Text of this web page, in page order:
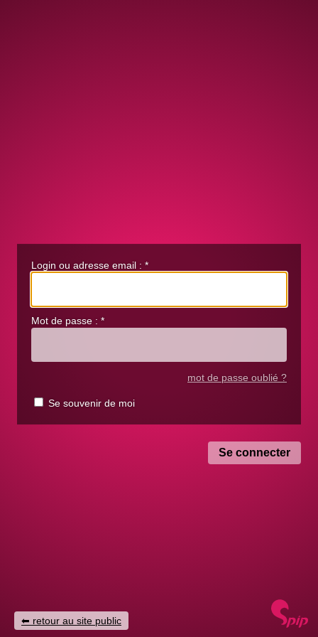
Login ou adresse email : *
Mot de passe : *
mot de passe oublié ?
Se souvenir de moi
retour au site public